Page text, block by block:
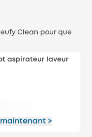
Clean pour que
aspirateur laveur
>